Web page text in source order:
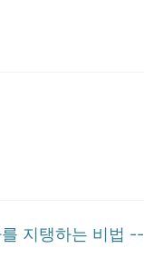
지탱하는 비법 --